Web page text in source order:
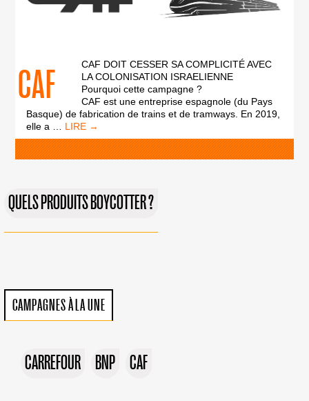
CAF
CAF DOIT CESSER SA COMPLICITÉ AVEC
LA COLONISATION ISRAELIENNE
Pourquoi cette campagne ?
CAF est une entreprise espagnole (du Pays
Basque) de fabrication de trains et de tramways. En 2019,
elle a
CAF
QUELS PRODUITS BOYCOTTER ?
CAMPAGNES À LA UNE
CARREFOUR BNP CAF